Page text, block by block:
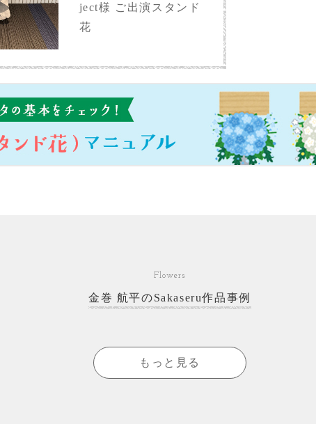
ject様 ご出演スタンド
花
Flowers
金巻 航平のSakaseru作品事例
もっと見る